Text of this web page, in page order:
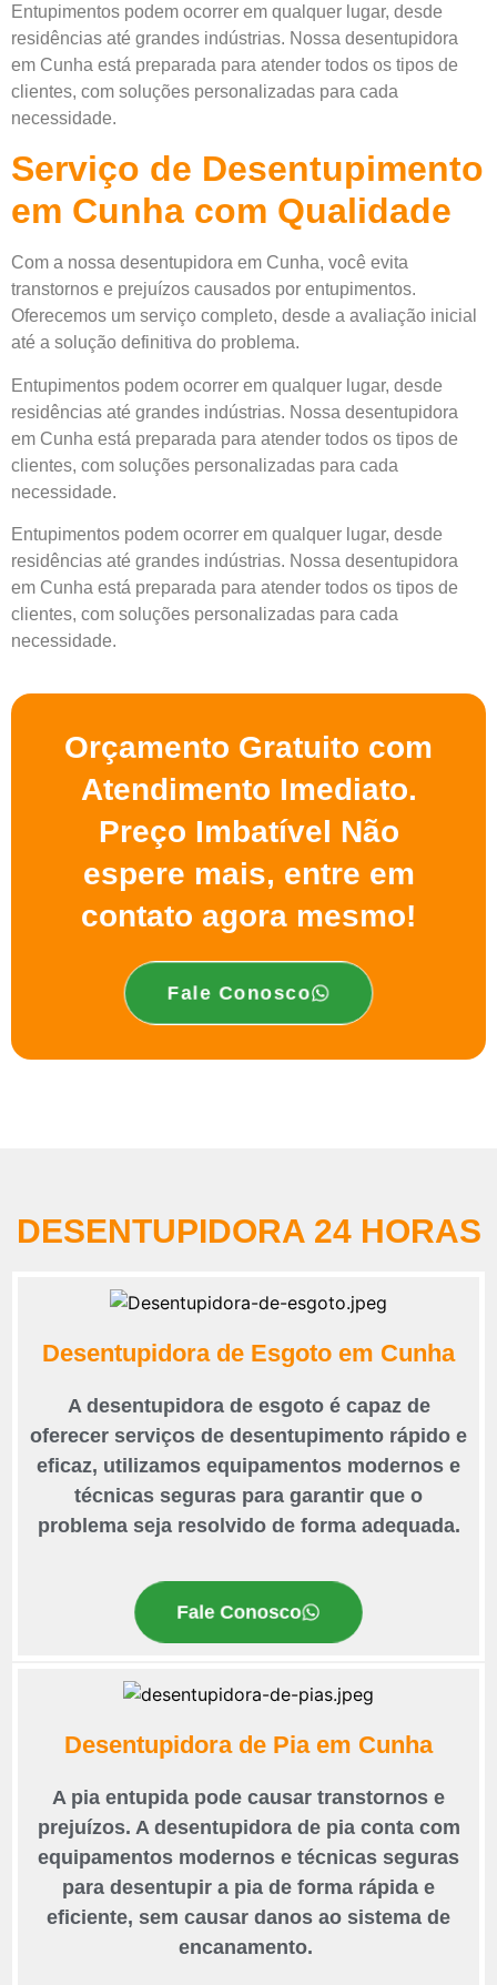
Entupimentos podem ocorrer em qualquer lugar, desde
residências até grandes indústrias. Nossa desentupidora
em Cunha está preparada para atender todos os tipos de
clientes, com soluções personalizadas para cada
necessidade.
Serviço de Desentupimento
em Cunha com Qualidade
Com a nossa desentupidora em Cunha, você evita
transtornos e prejuízos causados por entupimentos.
Oferecemos um serviço completo, desde a avaliação inicial
até a solução definitiva do problema.
Entupimentos podem ocorrer em qualquer lugar, desde
residências até grandes indústrias. Nossa desentupidora
em Cunha está preparada para atender todos os tipos de
clientes, com soluções personalizadas para cada
necessidade.
Entupimentos podem ocorrer em qualquer lugar, desde
residências até grandes indústrias. Nossa desentupidora
em Cunha está preparada para atender todos os tipos de
clientes, com soluções personalizadas para cada
necessidade.
Orçamento Gratuito com
Atendimento Imediato.
Preço Imbatível Não
espere mais, entre em
contato agora mesmo!
Fale Conosco
DESENTUPIDORA 24 HORAS
Desentupidora de Esgoto em Cunha
A desentupidora de esgoto é capaz de
oferecer serviços de desentupimento rápido e
eficaz, utilizamos equipamentos modernos e
técnicas seguras para garantir que o
problema seja resolvido de forma adequada.
Fale Conosco
Desentupidora de Pia em Cunha
A pia entupida pode causar transtornos e
prejuízos. A desentupidora de pia conta com
equipamentos modernos e técnicas seguras
para desentupir a pia de forma rápida e
eficiente, sem causar danos ao sistema de
encanamento.